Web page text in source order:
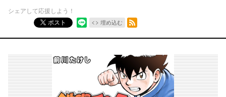
シェアして応援しよう！
ポスト
埋め込む
RSSフィード